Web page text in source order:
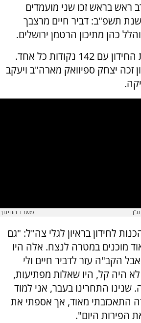
ראש בראש זכו שני מועמדים
תשפ"ב: דביר חיים מרצבך
כהן מתיכון הרטמן ירושלים.
כהן ומרצבך סיימו את החידון עם 142 נקודות כל אחד.
זכה יצחק ספיוואק מארה"ב ויעקב
משרד החינוך
לחידון בראיון לגלי צה"ל: "גם
מוכנים במטרה לנצח. אלה היו
הקב"ה עזר לדביר חיים ולי
היה קל, היו שאלות מפתיעות,
התחרינו בעבר, אני למוד
התאכזבתי מאוד, אך אספתי את
הפירות היום".